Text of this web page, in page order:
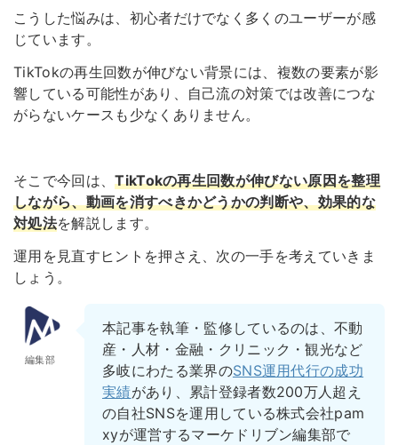
こうした悩みは、初心者だけでなく多くのユーザーが感
じています。
TikTokの再生回数が伸びない背景には、複数の要素が影
響している可能性があり、自己流の対策では改善につな
がらないケースも少なくありません。
そこで今回は、TikTokの再生回数が伸びない原因を整理
しながら、動画を消すべきかどうかの判断や、効果的な
対処法を解説します。
運用を見直すヒントを押さえ、次の一手を考えていきま
しょう。
編集部
本記事を執筆・監修しているのは、不動
産・人材・金融・クリニック・観光など
多岐にわたる業界のSNS運用代行の成功
実績があり、累計登録者数200万人超え
の自社SNSを運用している株式会社pam
xyが運営するマーケドリブン編集部で